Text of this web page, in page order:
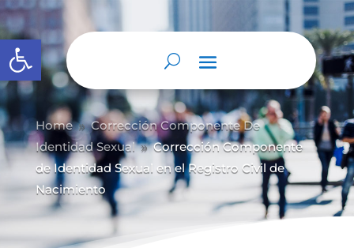
Abrir barra de herramientas
Home 9 Corrección Componente De
Identidad Sexual 9 Corrección Componente
de Identidad Sexual en el Registro Civil de
Nacimiento